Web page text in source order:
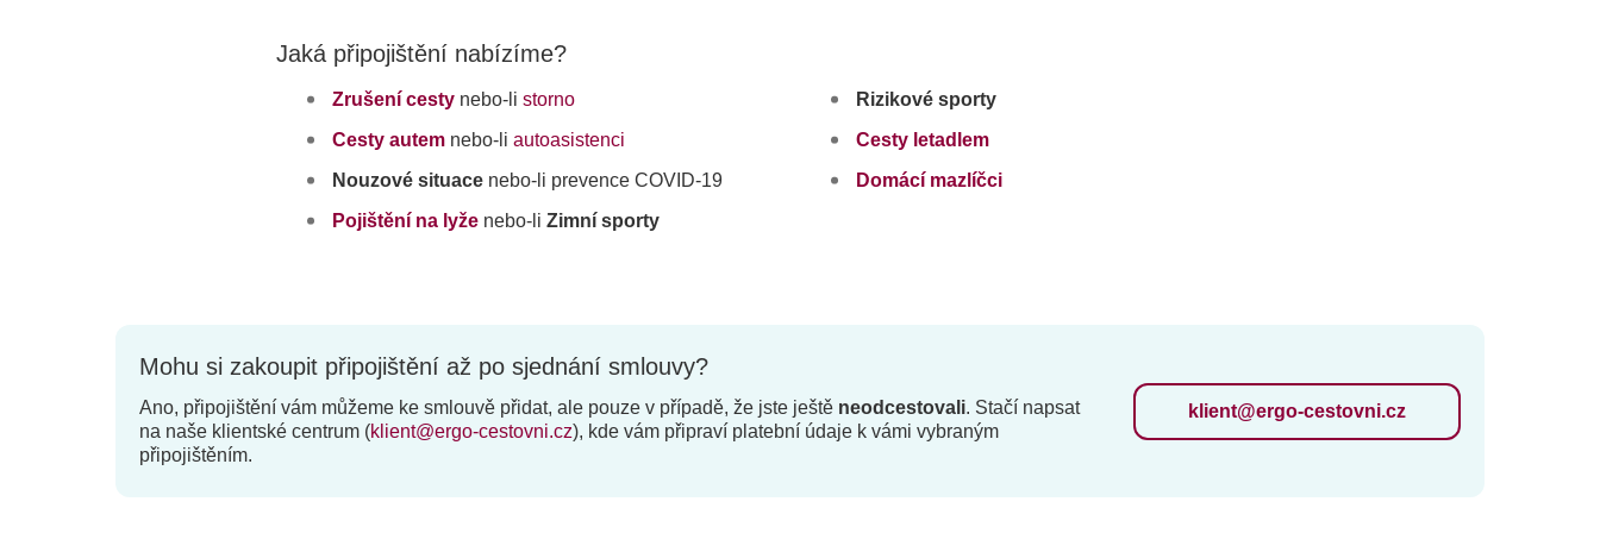
Jaká připojištění nabízíme?
Zrušení cesty nebo-li storno
Cesty autem nebo-li autoasistenci
Nouzové situace nebo-li prevence COVID-19
Pojištění na lyže nebo-li Zimní sporty
Rizikové sporty
Cesty letadlem
Domácí mazlíčci
Mohu si zakoupit připojištění až po sjednání smlouvy?
Ano, připojištění vám můžeme ke smlouvě přidat, ale pouze v případě, že jste ještě neodcestovali. Stačí napsat
na naše klientské centrum (klient@ergo-cestovni.cz), kde vám připraví platební údaje k vámi vybraným
připojištěním.
klient@ergo-cestovni.cz